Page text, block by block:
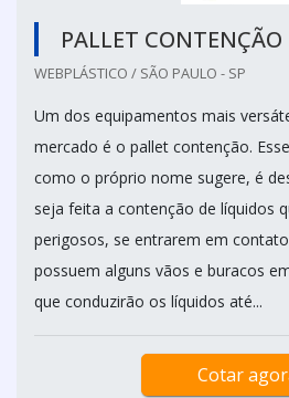
PALLET CONTENÇÃO
WEBPLÁSTICO / SÃO PAULO - SP
Um dos equipamentos mais
mercado é o pallet contenção.
como o próprio nome sugere, é
seja feita a contenção de líquidos
perigosos, se entrarem em
possuem alguns vãos e buracos
que conduzirão os líquidos até...
Cotar